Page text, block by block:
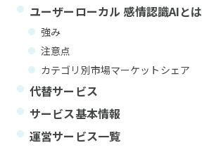
ユーザーローカル 感情認識AIとは
強み
注意点
カテゴリ別市場マーケットシェア
代替サービス
サービス基本情報
運営サービス一覧